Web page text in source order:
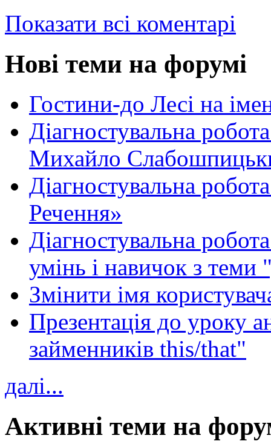
Показати всі коментарі
Нові теми на форумі
Гостини-до Лесі на
Діагностувальна
Михайло
Діагностувальна
Речення»
Діагностувальна
умінь і навичок з теми
Змінити імя
Презентація до уроку
займенників this/that"
далі...
Активні теми на